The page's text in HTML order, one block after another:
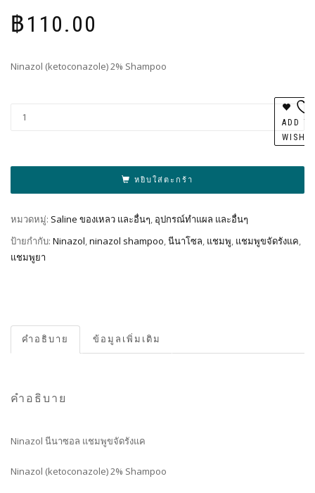
฿110.00
Ninazol (ketoconazole) 2% Shampoo
หยิบใส่ตะกร้า
ADD
หมวดหมู่: Saline ของเหลว และอื่นๆ, อุปกรณ์ทำแผล และอื่นๆ
ป้ายกำกับ: Ninazol,ninazol shampoo,นีนาโซล, แชมพู, แชมพูขจัดรังแค,
แชมพูยา
คำอธิบาย ข้อมูลเพิ่มเติม
คำอธิบาย
Ninazol นีนาซอล แชมพูขจัดรังแค
Ninazol (ketoconazole) 2% Shampoo